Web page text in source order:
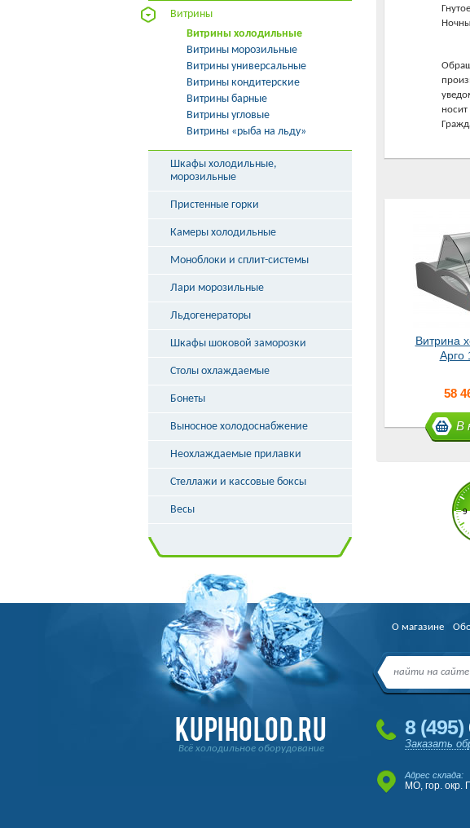
Витрина
Арго
58
В
Витрины
Витрины холодильные
Витрины морозильные
Витрины универсальные
Витрины кондитерские
Витрины барные
Витрины угловые
Витрины «рыба на льду»
Шкафы холодильные,
морозильные
Пристенные горки
Камеры холодильные
Моноблоки и сплит-системы
Лари морозильные
Льдогенераторы
Шкафы шоковой заморозки
Столы охлаждаемые
Бонеты
Выносное холодоснабжение
Неохлаждаемые прилавки
Стеллажи и кассовые боксы
Весы
Всё холодильное оборудование
8 (495)
Заказать
Адрес склада:
МО, гор. окр.
О магазине